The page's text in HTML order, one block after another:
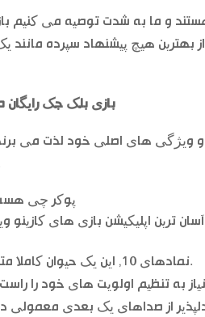
و ما به شدت توصیه می کنیم
بهترین هیچ پیشنهاد سپرده مانند
بازی بلک جک رایگان
پوکر چی هست
آسان ترین اپلیکیشن بازی های کازینو
نمادهای 10, این یک حیوان کاملا متفاوت است.
به تنظیم اولویت های خود را
از صداهای یک بعدی معمولی